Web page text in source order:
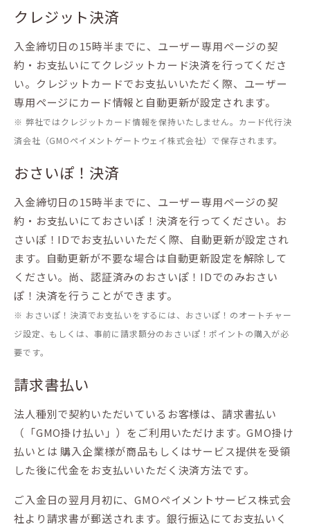
クレジット決済
入金締切日の15時半までに、ユーザー専用ページの契
約・お支払いにてクレジットカード決済を行ってくださ
い。クレジットカードでお支払いいただく際、ユーザー
専用ページにカード情報と自動更新が設定されます。
※ 弊社ではクレジットカード情報を保持いたしません。カード代行決
済会社（GMOペイメントゲートウェイ株式会社）で保存されます。
おさいぽ！決済
入金締切日の15時半までに、ユーザー専用ページの契
約・お支払いにておさいぽ！決済を行ってください。お
さいぽ！IDでお支払いいただく際、自動更新が設定され
ます。自動更新が不要な場合は自動更新設定を解除して
ください。尚、認証済みのおさいぽ！IDでのみおさい
ぽ！決済を行うことができます。
※ おさいぽ！決済でお支払いをするには、おさいぽ！のオートチャー
ジ設定、もしくは、事前に請求額分のおさいぽ！ポイントの購入が必
要です。
請求書払い
法人種別で契約いただいているお客様は、請求書払い
（「GMO掛け払い」）をご利用いただけます。GMO掛け
払いとは 購入企業様が商品もしくはサービス提供を受領
した後に代金をお支払いいただく決済方法です。
ご入金日の翌月月初に、GMOペイメントサービス株式会
社より請求書が郵送されます。銀行振込にてお支払いく